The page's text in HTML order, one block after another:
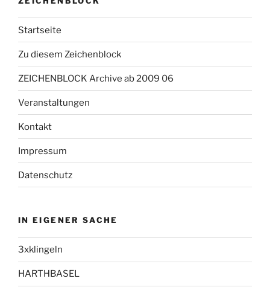
Startseite
Zu diesem Zeichenblock
ZEICHENBLOCK Archive ab 2009 06
Veranstaltungen
Kontakt
Impressum
Datenschutz
IN EIGENER SACHE
3xklingeln
HARTHBASEL